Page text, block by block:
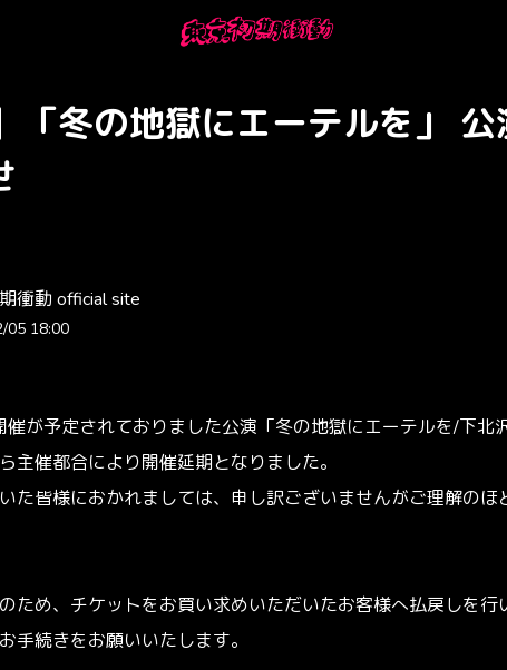
「冬の地獄にエーテルを」
衝動 official site
05 18:00
が予定されておりました公演「冬の地獄にエーテルを/下北
主催都合により開催延期となりました。
た皆様におかれましては、申し訳ございませんがご理解のほ
ため、チケットをお買い求めいただいたお客様へ払戻しを行
手続きをお願いいたします。